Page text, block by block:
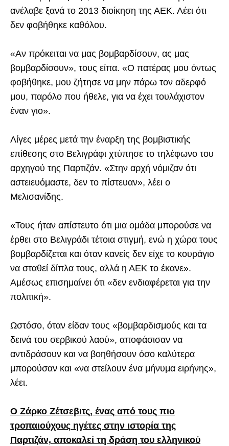
ανέλαβε ξανά το 2013 διοίκηση της ΑΕΚ. Λέει ότι
δεν φοβήθηκε καθόλου.
«Αν πρόκειται να μας βομβαρδίσουν, ας μας
βομβαρδίσουν», τους είπα. «Ο πατέρας μου όντως
φοβήθηκε, μου ζήτησε να μην πάρω τον αδερφό
μου, παρόλο που ήθελε, για να έχει τουλάχιστον
έναν γιο».
Λίγες μέρες μετά την έναρξη της βομβιστικής
επίθεσης στο Βελιγράφι χτύπησε το τηλέφωνο του
αρχηγού της Παρτιζάν. «Στην αρχή νόμιζαν ότι
αστειευόμαστε, δεν το πίστευαν», λέει ο
Μελισανίδης.
«Τους ήταν απίστευτο ότι μια ομάδα μπορούσε να
έρθει στο Βελιγράδι τέτοια στιγμή, ενώ η χώρα τους
βομβαρδίζεται και όταν κανείς δεν είχε το κουράγιο
να σταθεί δίπλα τους, αλλά η ΑΕΚ το έκανε».
Αμέσως επισημαίνει ότι «δεν ενδιαφέρεται για την
πολιτική».
Ωστόσο, όταν είδαν τους «βομβαρδισμούς και τα
δεινά του σερβικού λαού», αποφάσισαν να
αντιδράσουν και να βοηθήσουν όσο καλύτερα
μπορούσαν και «να στείλουν ένα μήνυμα ειρήνης»,
λέει.
Ο Ζάρκο Ζέτσεβιτς, ένας από τους πιο
τροπαιούχους ηγέτες στην ιστορία της
Παρτιζάν, αποκαλεί τη δράση του ελληνικού